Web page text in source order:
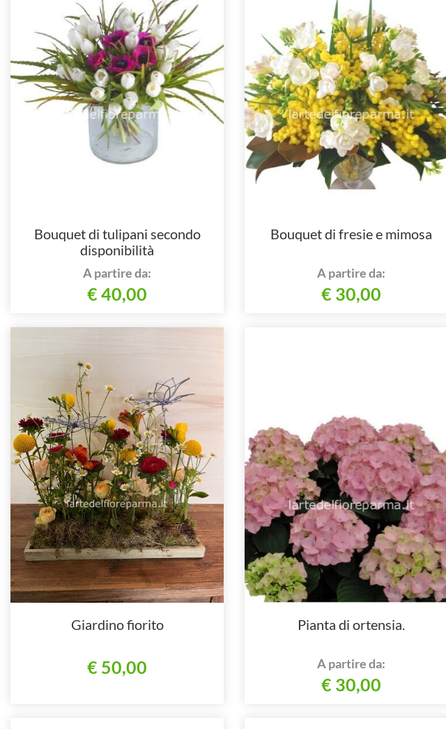
Bouquet di tulipani secondo
disponibilità
A partire da:
€ 40,00
Bouquet di fresie e mimosa
A partire da:
€ 30,00
Giardino fiorito
€ 50,00
Pianta di ortensia.
A partire da:
€ 30,00